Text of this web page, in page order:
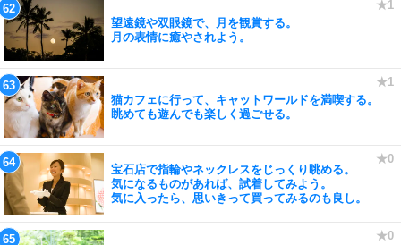
望遠鏡や双眼鏡で、月を観賞する。
月の表情に癒やされよう。
猫カフェに行って、キャットワールドを満喫する。
眺めても遊んでも楽しく過ごせる。
宝石店で指輪やネックレスをじっくり眺める。
気になるものがあれば、試着してみよう。
気に入ったら、思いきって買ってみるのも良し。